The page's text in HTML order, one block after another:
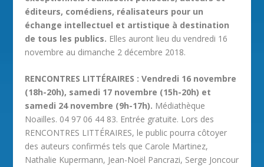
éditeurs, comédiens, réalisateurs pour un
échange intellectuel et artistique à destination
de tous les publics. Elles auront lieu du vendredi 16
novembre au dimanche 2 décembre 2018.
RENCONTRES LITTÉRAIRES : Vendredi 16 novembre
(18h-20h), samedi 17 novembre (15h-20h) et
samedi 24 novembre (9h-17h). Médiathèque
Noailles. 04 97 06 44 83. Entrée gratuite. Lors des
RENCONTRES LITTÉRAIRES, le public pourra côtoyer
des auteurs confirmés tels que Carole Martinez,
Nathalie Kupermann, Jean-Noël Pancrazi, Serge Joncour